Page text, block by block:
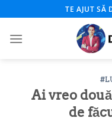
to
content
TE AJUT SĂ
Ai vreo
de